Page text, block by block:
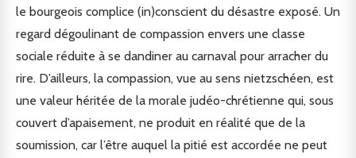
le bourgeois complice (in)conscient du désastre exposé. Un
regard dégoulinant de compassion envers une classe
sociale réduite à se dandiner au carnaval pour arracher du
rire. D’ailleurs, la compassion, vue au sens nietzschéen, est
une valeur héritée de la morale judéo-chrétienne qui, sous
couvert d’apaisement, ne produit en réalité que de la
soumission, car l’être auquel la pitié est accordée ne peut